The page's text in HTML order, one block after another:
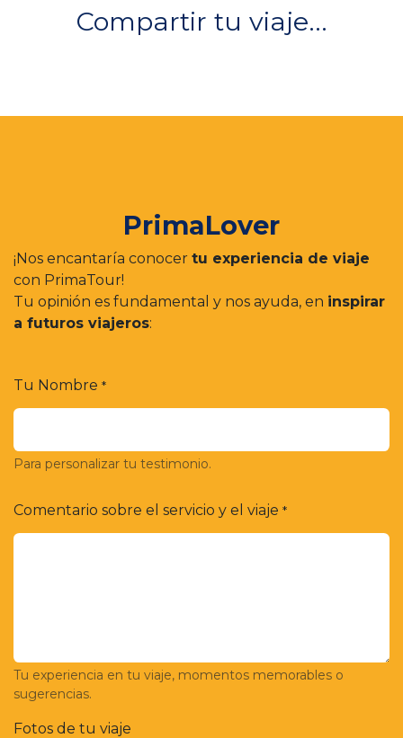
Compartir tu viaje...
PrimaLover
¡Nos encantaría conocer tu experiencia de viaje
con PrimaTour!
Tu opinión es fundamental y nos ayuda, en inspirar
a futuros viajeros:
Tu Nombre *
Para personalizar tu testimonio.
Comentario sobre el servicio y el viaje *
Tu experiencia en tu viaje, momentos memorables o
sugerencias.
Fotos de tu viaje